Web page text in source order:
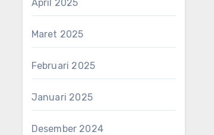
April 2025
Maret 2025
Februari 2025
Januari 2025
Desember 2024